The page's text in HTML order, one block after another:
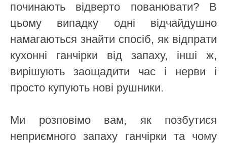
починають відверто пованювати? В
цьому випадку одні відчайдушно
намагаються знайти спосіб, як відпрати
кухонні ганчірки від запаху, інші ж,
вирішують заощадити час і нерви і
просто купують нові рушники.
Ми розповімо вам, як позбутися
неприємного запаху ганчірки та чому